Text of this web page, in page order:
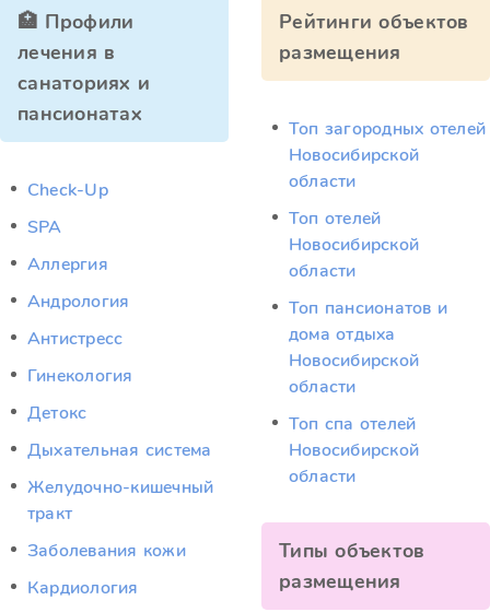
🏥 Профили
лечения в
санаториях и
пансионатах
Check-Up
SPA
Аллергия
Андрология
Антистресс
Гинекология
Детокс
Дыхательная система
Желудочно-кишечный
тракт
Заболевания кожи
Кардиология
Рейтинги объектов
размещения
Топ загородных отелей
Новосибирской
области
Топ отелей
Новосибирской
области
Топ пансионатов и
дома отдыха
Новосибирской
области
Топ спа отелей
Новосибирской
области
Типы объектов
размещения